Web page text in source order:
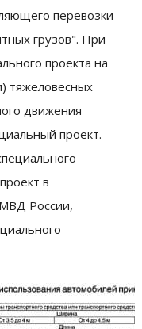
перевозки
грузов". При
проекта на
тяжеловесных
движения
проект.
в
России,